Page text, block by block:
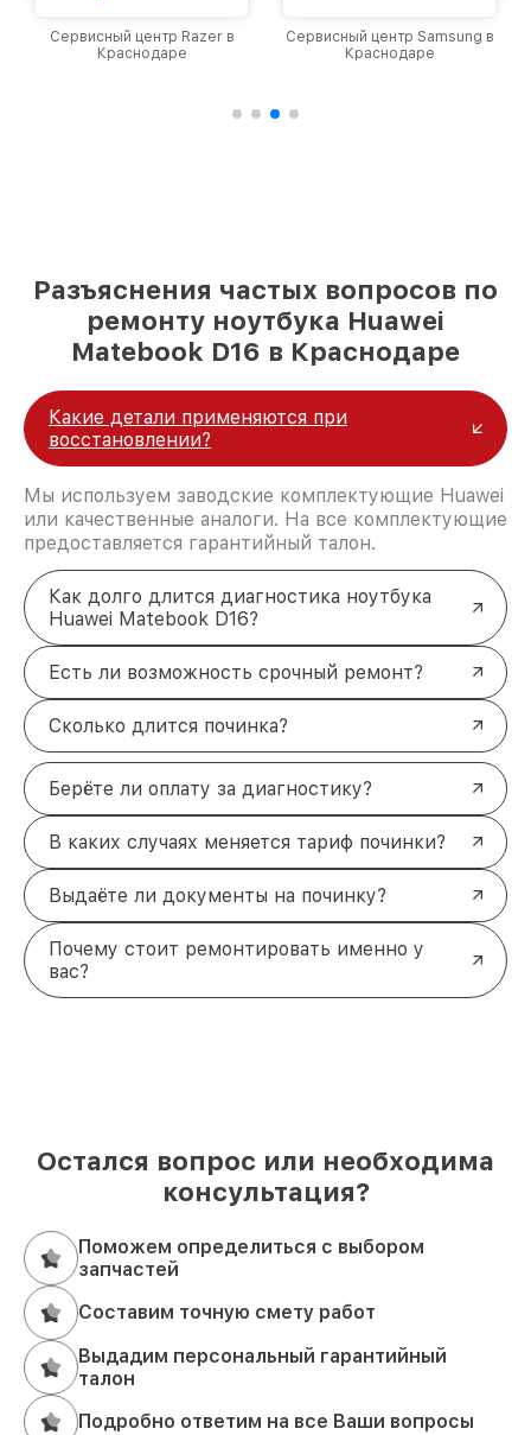
Сервисный центр Samsung в
Краснодаре
Сервисный центр Irbis в
Краснодаре
Разъяснения частых вопросов по
ремонту ноутбука Huawei
Matebook D16 в Краснодаре
Какие детали применяются при
восстановлении?
Мы используем заводские комплектующие Huawei
или качественные аналоги. На все комплектующие
предоставляется гарантийный талон.
Как долго длится диагностика ноутбука
Huawei Matebook D16?
Есть ли возможность срочный ремонт?
Сколько длится починка?
Берёте ли оплату за диагностику?
В каких случаях меняется тариф починки?
Выдаёте ли документы на починку?
Почему стоит ремонтировать именно у
вас?
Остался вопрос или необходима
консультация?
Поможем определиться с выбором
запчастей
Составим точную смету работ
Выдадим персональный гарантийный
талон
Подробно ответим на все Ваши вопросы